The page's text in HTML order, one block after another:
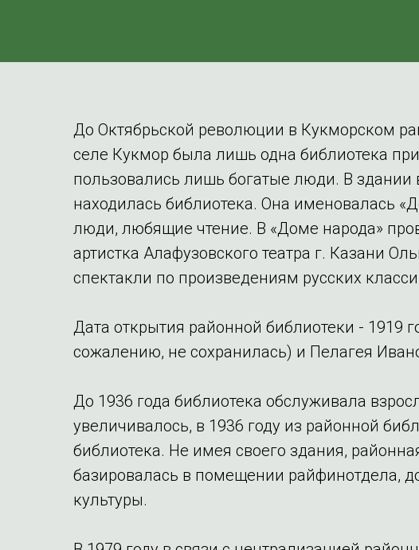
До Октябрьской революции в Кукморском
селе Кукмор была лишь одна библиотека
пользовались лишь богатые люди. В
находилась библиотека. Она именовалась
люди, любящие чтение. В «Доме народа»
артистка Алафузовского театра г. Казани
спектакли по произведениям русских
Дата открытия районной библиотеки -
сожалению, не сохранилась) и Пелагея
До 1936 года библиотека обслуживала
увеличивалось, в 1936 году из районной
библиотека. Не имея своего здания,
базировалась в помещении райфинотдела,
культуры.